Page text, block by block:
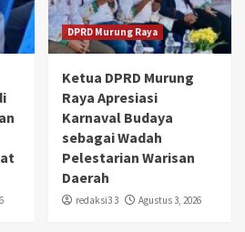
DPRD Murung Raya
Ketua DPRD Murung
Raya Apresiasi
Karnaval Budaya
sebagai Wadah
Pelestarian Warisan
Daerah
redaksi3 3 Agustus 3, 2026